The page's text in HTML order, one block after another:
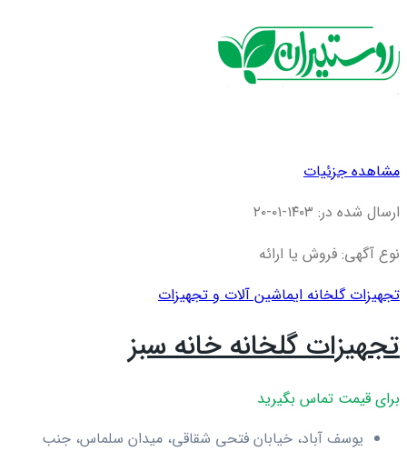
مشاهده جزئیات
ارسال شده در: ۱۴۰۳-۰۱-۲۰
نوع آگهی: فروش یا ارائه
تجهیزات گلخانه ایماشین آلات و تجهیزات
تجهیزات گلخانه خانه سبز
برای قیمت تماس بگیرید
یوسف آباد، خیابان فتحی شقاقی، میدان سلماس، جنب